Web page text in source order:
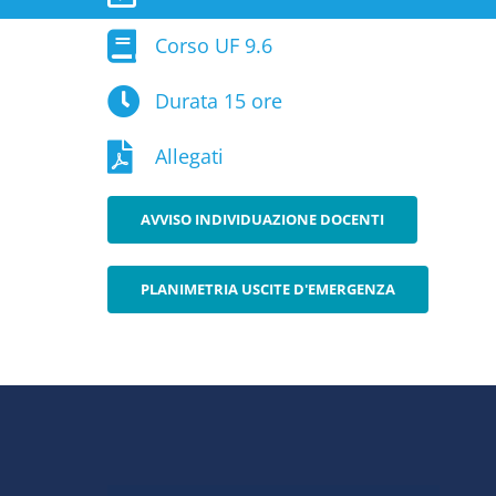
Corso UF 9.6
Durata 15 ore
Allegati
AVVISO INDIVIDUAZIONE DOCENTI
PLANIMETRIA USCITE D'EMERGENZA